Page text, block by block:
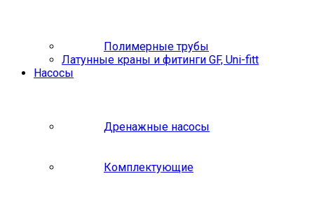
Полимерные трубы
Латунные краны и фитинги GF, Uni-fitt
Насосы
Дренажные насосы
Комплектующие